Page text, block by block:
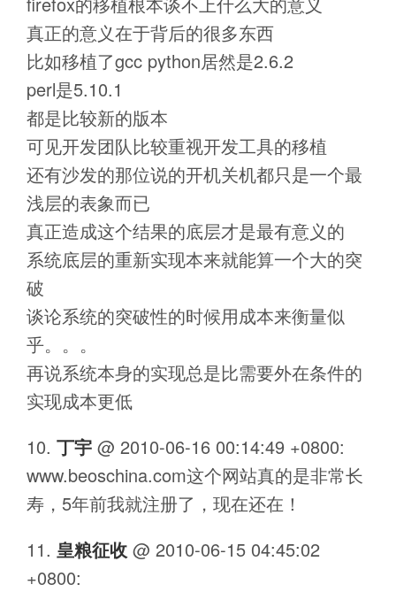
真正的意义在于背后的很多东西
比如移植了gcc python居然是2.6.2
perl是5.10.1
都是比较新的版本
可见开发团队比较重视开发工具的移植
还有沙发的那位说的开机关机都只是一个最
浅层的表象而已
真正造成这个结果的底层才是最有意义的
系统底层的重新实现本来就能算一个大的突
破
谈论系统的突破性的时候用成本来衡量似
乎。。。
再说系统本身的实现总是比需要外在条件的
实现成本更低
丁宇 @ 2010-06-16 00:14:49 +0800:
www.beoschina.com这个网站真的是非常长
寿，5年前我就注册了，现在还在！
皇粮征收 @ 2010-06-15 04:45:02
+0800: